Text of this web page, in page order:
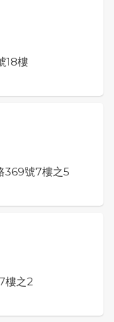
18樓
369號7樓之5
樓之2